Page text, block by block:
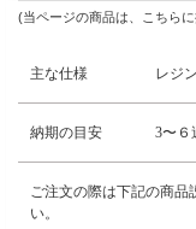
(当ページの商品は、こちら
主な仕様 レジ
納期の目安 3〜６
ご注文の際は下記の商品
い。